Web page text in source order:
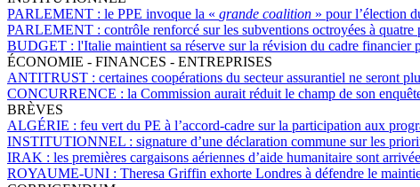
PARLEMENT : le PPE invoque la « grande coalition » pour l’élection
PARLEMENT : contrôle renforcé sur les subventions octroyées à quatre
BUDGET : l'Italie maintient sa réserve sur la révision du cadre financier
ÉCONOMIE - FINANCES - ENTREPRISES
ANTITRUST : certaines coopérations du secteur assurantiel ne seront
CONCURRENCE : la Commission aurait réduit le champ de son
BRÈVES
ALGÉRIE : feu vert du PE à l’accord-cadre sur la participation aux
INSTITUTIONNEL : signature d’une déclaration commune sur les
IRAK : les premières cargaisons aériennes d’aide humanitaire sont
ROYAUME-UNI : Theresa Griffin exhorte Londres à défendre le